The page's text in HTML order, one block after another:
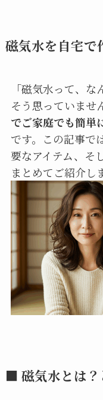
磁気水を自宅で
「磁気水って、
そう思っていませ
でご家庭でも簡単
です。この記事で
要なアイテム、そ
まとめてご紹介し
■ 磁気水とは？